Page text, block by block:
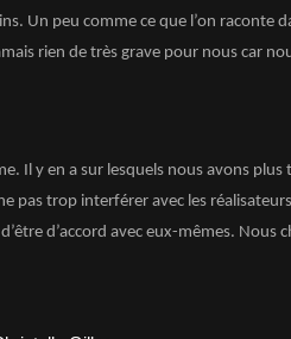
Un peu comme ce que l’on raconte
rien de très grave pour nous car
Il y en a sur lesquels nous avons plus
pas trop interférer avec les réalisateurs
d’accord avec eux-mêmes. Nous